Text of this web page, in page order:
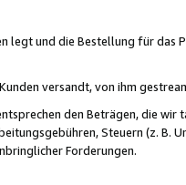
und die Bestellung für das
versandt, von ihm
den Beträgen, die wir
Steuern (z. B.
Forderungen.